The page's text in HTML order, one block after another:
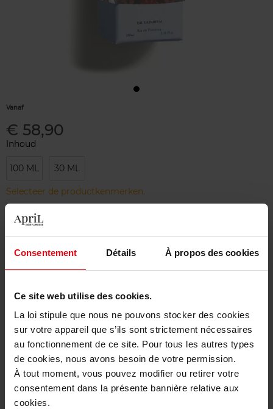
Consentement Détails À propos des cookies
Ce site web utilise des cookies.
La loi stipule que nous ne pouvons stocker des cookies
sur votre appareil que s’ils sont strictement nécessaires
au fonctionnement de ce site. Pour tous les autres types
de cookies, nous avons besoin de votre permission.
À tout moment, vous pouvez modifier ou retirer votre
consentement dans la présente bannière relative aux
cookies.
Vanaf
€ 58,90
Inhoud
100 ML 30 ML
Selecteer de productkenmerken.
Beschrijving